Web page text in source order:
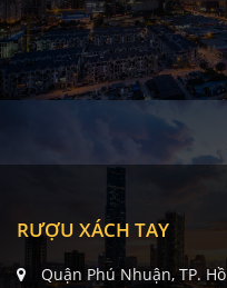
RƯỢU XÁCH TAY
Quận Phú Nhuận, TP. Hồ